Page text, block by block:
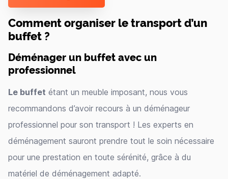
Comment organiser le transport d’un
buffet ?
Déménager un buffet avec un
professionnel
Le buffet étant un meuble imposant, nous vous
recommandons d’avoir recours à un déménageur
professionnel pour son transport ! Les experts en
déménagement sauront prendre tout le soin nécessaire
pour une prestation en toute sérénité, grâce à du
matériel de déménagement adapté.